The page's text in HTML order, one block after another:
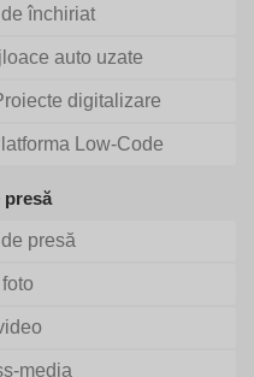
închiriat
auto uzate
digitalizare
Low-Code
presă
presă
media